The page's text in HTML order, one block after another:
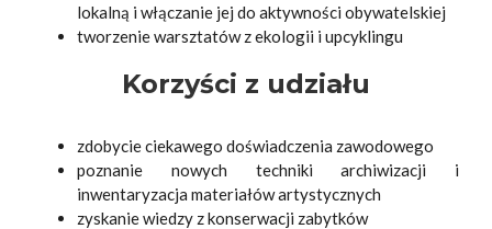
lokalną i włączanie jej do aktywności obywatelskiej
tworzenie warsztatów z ekologii i upcyklingu
Korzyści z udziału
zdobycie ciekawego doświadczenia zawodowego
poznanie nowych techniki archiwizacji i
inwentaryzacja materiałów artystycznych
zyskanie wiedzy z konserwacji zabytków